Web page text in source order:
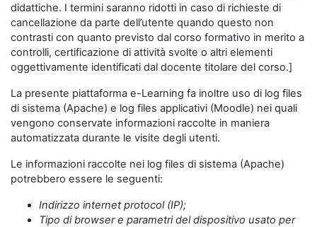
didattiche. I termini saranno ridotti in caso di richieste di
cancellazione da parte dell’utente quando questo non
contrasti con quanto previsto dal corso formativo in merito a
controlli, certificazione di attività svolte o altri elementi
oggettivamente identificati dal docente titolare del corso.]
La presente piattaforma e-Learning fa inoltre uso di log files
di sistema (Apache) e log files applicativi (Moodle) nei quali
vengono conservate informazioni raccolte in maniera
automatizzata durante le visite degli utenti.
Le informazioni raccolte nei log files di sistema (Apache)
potrebbero essere le seguenti:
Indirizzo internet protocol (IP);
Tipo di browser e parametri del dispositivo usato per